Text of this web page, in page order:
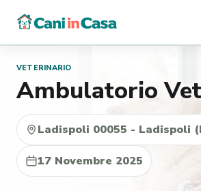
contenuto
VETERINARIO
Ambulatorio
Ladispoli 00055 - Ladispoli
17 Novembre 2025